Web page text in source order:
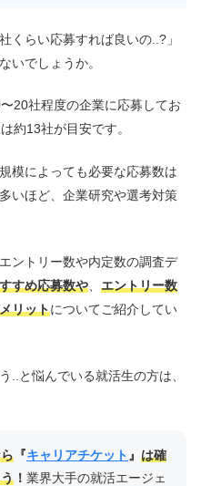
くらい応募すれば良いの..?」
いでしょうか。
20社程度の企業に応募してお
約13社が目安です。
模によっても必要な応募数は
いほど、企業研究や選考対策
ントリー数や内定数の調査デ
すめ応募数や、 エントリー数
リットについてご紹介してい
..と悩んでいる就活生の方は、
『キャリアチケット 』 は確
！ 業界大手の就活エージェ